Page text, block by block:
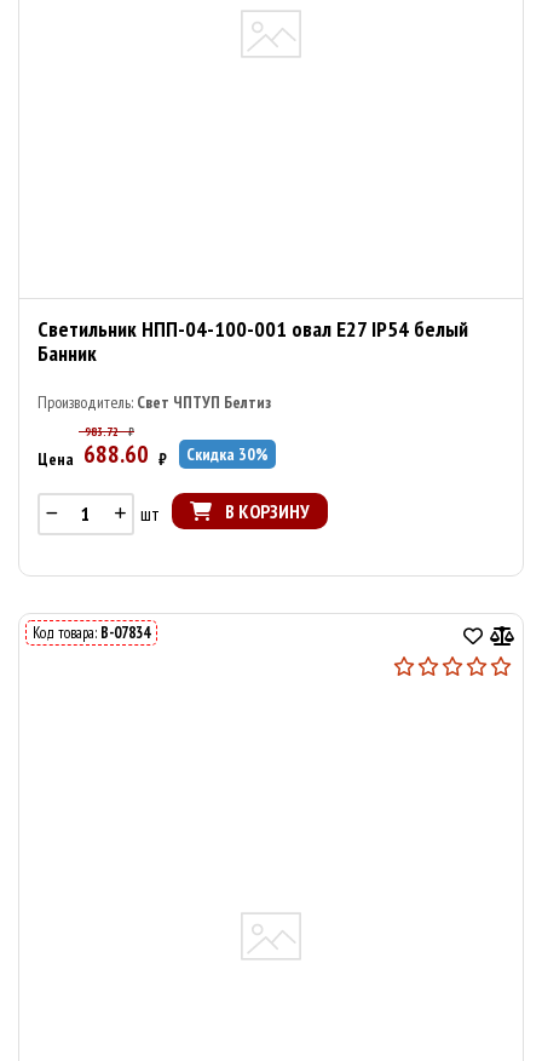
Светильник НПП-04-100-001 овал E27 IP54 белый
Банник
Производитель: Свет ЧПТУП Белтиз
983.72 ₽
Цена 688.60 ₽ Скидка 30%
шт В КОРЗИНУ
Код товара: В-07834